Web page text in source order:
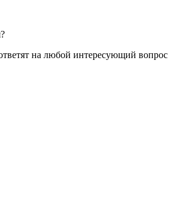
на любой интересующий вопрос